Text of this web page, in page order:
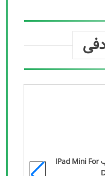
دانلود کتاب IPad Mini For